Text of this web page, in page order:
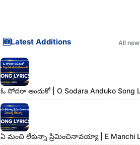
🆕Latest Additions All new
ఓ సోదరా అందుకో | O Sodara Anduko Song
ఏ మంచి లేకున్నా ప్రేమించినావయ్యా | E Manchi